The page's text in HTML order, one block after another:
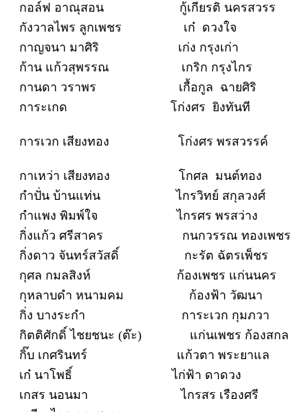
กอล์ฟ อาณุสอน กู้เกียรติ นครสวรร
กังวาลไพร ลูกเพชร เก๋ ดวงใจ
กาญจนา มาศิริ เก่ง กรุงเก่า
ก้าน แก้วสุพรรณ เกริก กรุงไกร
กานดา วราพร เกื้อกูล ฉายศิริ
การะเกด โก่งศร ยิงทันที
การเวก เสียงทอง โก่งศร พรสวรรค์
กาเหว่า เสียงทอง โกศล มนต์ทอง
กำปั่น บ้านแท่น ไกรวิทย์ สกุลวงศ์
กำแพง พิมพ์ใจ ไกรศร พรสว่าง
กิ่งแก้ว ศรีสาคร กนกวรรณ ทองเพชร
กิ่งดาว จันทร์สวัสดิ์ กะรัต ฉัตรเพ็ชร
กุศล กมลสิงห์ ก้องเพชร แก่นนคร
กุหลาบดำ หนามคม ก้องฟ้า วัฒนา
กิ่ง บางระกำ การะเวก กุมภวา
กิตติศักดิ์ ไชยชนะ (ต๊ะ) แก่นเพชร ก้องสกล
กิ๊บ เกศรินทร์ แก้วตา พระยาแล
เก๋ นาโพธิ์ ไก่ฟ้า ดาดวง
เกสร นอนมา ไกรสร เรืองศรี